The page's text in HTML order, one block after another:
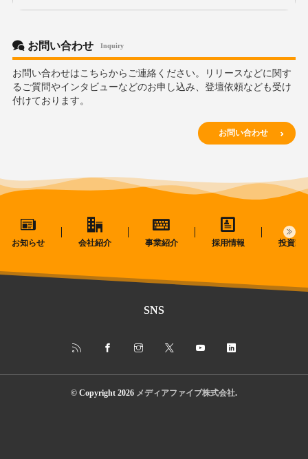
お問い合わせ Inquiry
お問い合わせはこちらからご連絡ください。リリースなどに関す
るご質問やインタビューなどのお申し込み、登壇依頼なども受け
付けております。
お問い合わせ
お知らせ 会社紹介 事業紹介 採用情報 投資家
SNS
© Copyright 2026 メディアファイブ株式会社.